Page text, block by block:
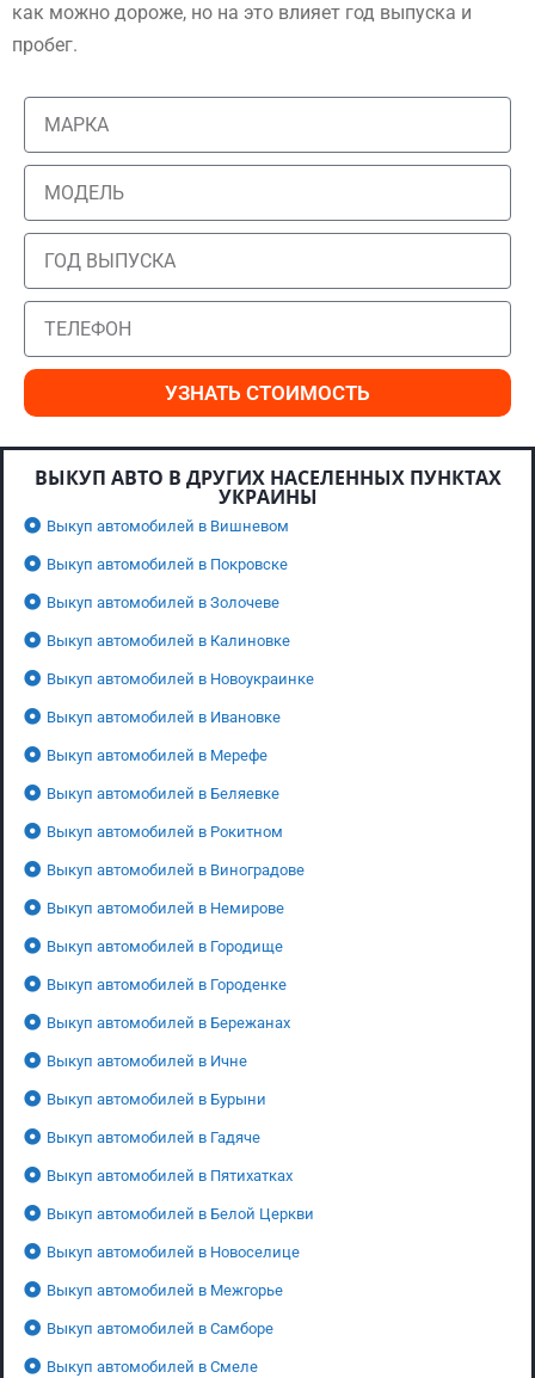
как можно дороже, но на это влияет год выпуска и
пробег.
УЗНАТЬ СТОИМОСТЬ
ВЫКУП АВТО В ДРУГИХ НАСЕЛЕННЫХ ПУНКТАХ
УКРАИНЫ
Выкуп автомобилей в Вишневом
Выкуп автомобилей в Покровске
Выкуп автомобилей в Золочеве
Выкуп автомобилей в Калиновке
Выкуп автомобилей в Новоукраинке
Выкуп автомобилей в Ивановке
Выкуп автомобилей в Мерефе
Выкуп автомобилей в Беляевке
Выкуп автомобилей в Рокитном
Выкуп автомобилей в Виноградове
Выкуп автомобилей в Немирове
Выкуп автомобилей в Городище
Выкуп автомобилей в Городенке
Выкуп автомобилей в Бережанах
Выкуп автомобилей в Ичне
Выкуп автомобилей в Бурыни
Выкуп автомобилей в Гадяче
Выкуп автомобилей в Пятихатках
Выкуп автомобилей в Белой Церкви
Выкуп автомобилей в Новоселице
Выкуп автомобилей в Межгорье
Выкуп автомобилей в Самборе
Выкуп автомобилей в Смеле